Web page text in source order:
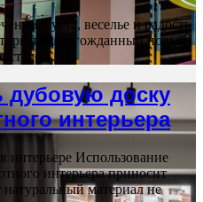
Суета, веселье и радость
долгожданный новый
стало…
дубовую доску
интерьера
интерьере Использование
интерьера приносит
материал не